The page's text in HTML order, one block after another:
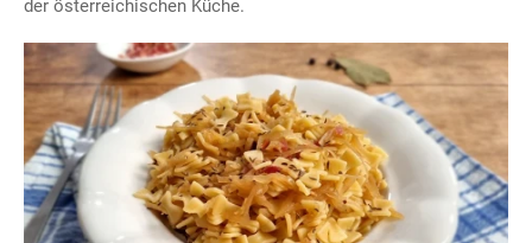
der österreichischen Küche.